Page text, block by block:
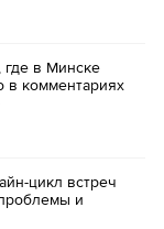
где в Минске
в комментариях
цикл встреч
и